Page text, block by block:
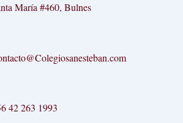
María #460, Bulnes
42 263 1993